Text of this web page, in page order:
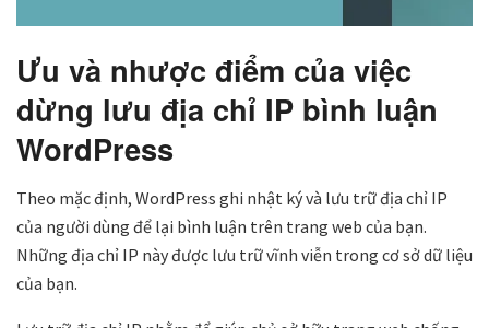
Ưu và nhược điểm của việc
dừng lưu địa chỉ IP bình luận
WordPress
Theo mặc định, WordPress ghi nhật ký và lưu trữ địa chỉ IP
của người dùng để lại bình luận trên trang web của bạn.
Những địa chỉ IP này được lưu trữ vĩnh viễn trong cơ sở dữ liệu
của bạn.